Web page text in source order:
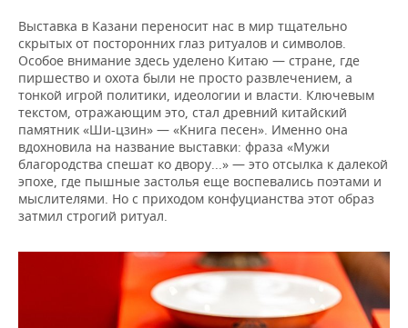
Выставка в Казани переносит нас в мир тщательно
скрытых от посторонних глаз ритуалов и символов.
Особое внимание здесь уделено Китаю — стране, где
пиршество и охота были не просто развлечением, а
тонкой игрой политики, идеологии и власти. Ключевым
текстом, отражающим это, стал древний китайский
памятник «Ши-цзин» — «Книга песен». Именно она
вдохновила на название выставки: фраза «Мужи
благородства спешат ко двору...» — это отсылка к далекой
эпохе, где пышные застолья еще воспевались поэтами и
мыслителями. Но с приходом конфуцианства этот образ
затмил строгий ритуал.